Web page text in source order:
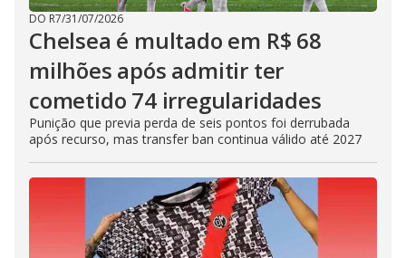
DO R7/31/07/2026
Chelsea é multado em R$ 68
milhões após admitir ter
cometido 74 irregularidades
Punição que previa perda de seis pontos foi derrubada
após recurso, mas transfer ban continua válido até 2027